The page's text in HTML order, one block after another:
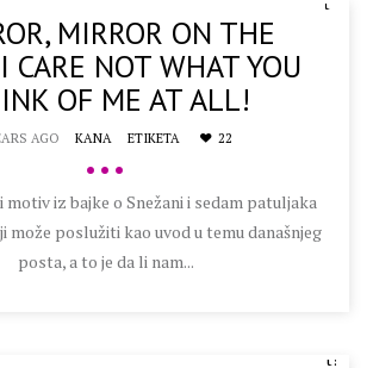
MIRROR ON THE
CARE NOT WHAT YOU
OF ME AT ALL!
AGO KANA ETIKETA 22
•••
motiv iz bajke o Snežani i sedam patuljaka
može poslužiti kao uvod u temu današnjeg
posta, a to je da li nam...